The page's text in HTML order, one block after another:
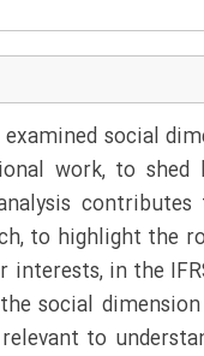
social
work, to shed
to highlight the
in the
social
to